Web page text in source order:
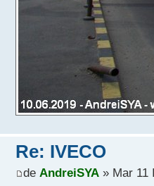
Re: IVECO
de AndreiSYA» Mar 11